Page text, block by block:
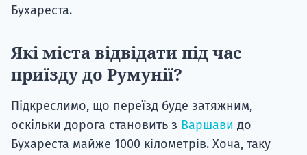
Бухареста.
Які міста відвідати під час
приїзду до Румунії?
Підкреслимо, що переїзд буде затяжним,
оскільки дорога становить з Варшави до
Бухареста майже 1000 кілометрів. Хоча, таку